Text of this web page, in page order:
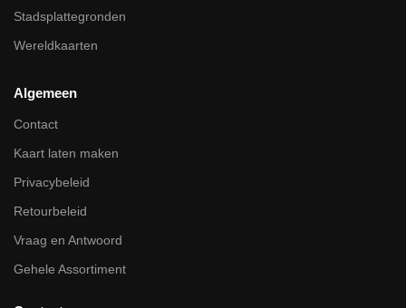
Stadsplattegronden
Wereldkaarten
Algemeen
Contact
Kaart laten maken
Privacybeleid
Retourbeleid
Vraag en Antwoord
Gehele Assortiment